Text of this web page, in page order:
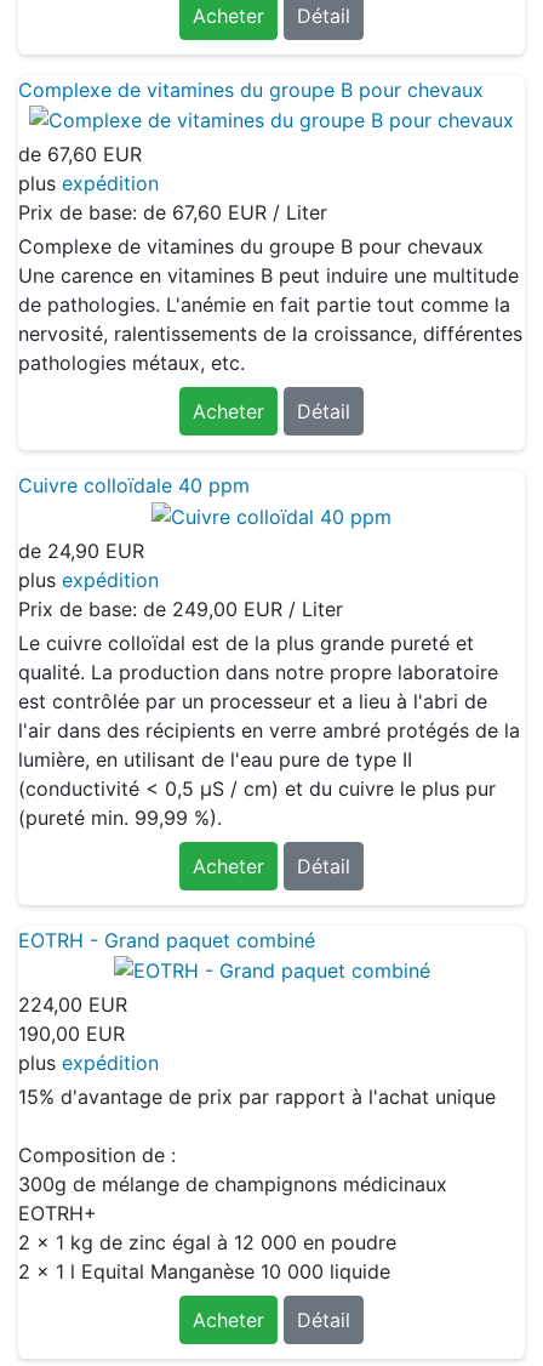
Acheter Détail
Complexe de vitamines du groupe B pour chevaux
de 67,60 EUR
plus expédition
Prix de base: de 67,60 EUR / Liter
Complexe de vitamines du groupe B pour chevaux
Une carence en vitamines B peut induire une multitude
de pathologies. L'anémie en fait partie tout comme la
nervosité, ralentissements de la croissance, différentes
pathologies métaux, etc.
Acheter
Détail
Cuivre colloïdale 40 ppm
de 24,90 EUR
plus expédition
Prix de base: de 249,00 EUR / Liter
Le cuivre colloïdal est de la plus grande pureté et
qualité. La production dans notre propre laboratoire
est contrôlée par un processeur et a lieu à l'abri de
l'air dans des récipients en verre ambré protégés de la
lumière, en utilisant de l'eau pure de type II
(conductivité < 0,5 μS / cm) et du cuivre le plus pur
(pureté min. 99,99 %).
Acheter
Détail
EOTRH - Grand paquet combiné
224,00 EUR
190,00 EUR
plus expédition
15% d'avantage de prix par rapport à l'achat unique
Composition de :
300g de mélange de champignons médicinaux
EOTRH+
2 x 1 kg de zinc égal à 12 000 en poudre
2 x 1 l Equital Manganèse 10 000 liquide
Acheter
Détail